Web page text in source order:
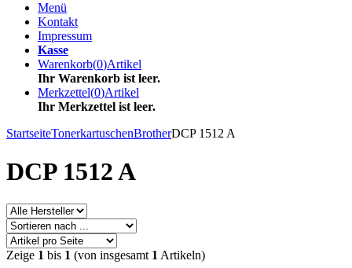
Menü
Kontakt
Impressum
Kasse
Warenkorb(0)Artikel
Ihr Warenkorb ist leer.
Merkzettel(0)Artikel
Ihr Merkzettel ist leer.
StartseiteTonerkartuschenBrotherDCP 1512 A
DCP 1512 A
Zeige 1 bis 1 (von insgesamt 1 Artikeln)